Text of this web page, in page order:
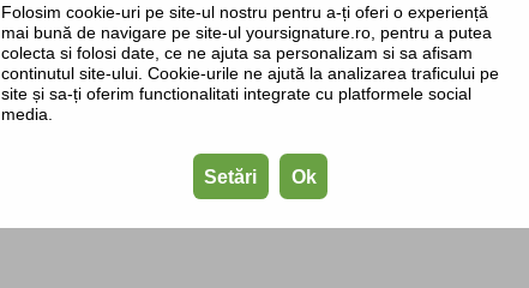
Folosim cookie-uri pe site-ul nostru pentru a-ți oferi o experiență
mai bună de navigare pe site-ul yoursignature.ro, pentru a putea
colecta si folosi date, ce ne ajuta sa personalizam si sa afisam
continutul site-ului. Cookie-urile ne ajută la analizarea traficului pe
site și sa-ți oferim functionalitati integrate cu platformele social
media.
Setări Ok